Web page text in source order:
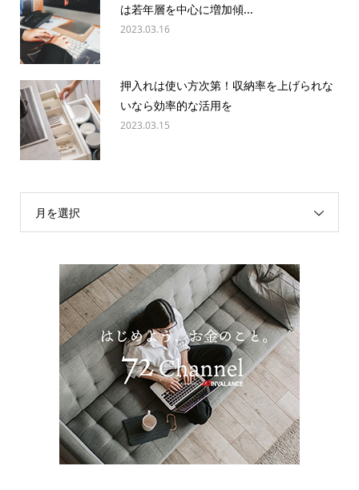
は若年層を中心に増加傾...
2023.03.16
押入れは使い方次第！収納率を上げられな
いなら効率的な活用を
2023.03.15
月を選択